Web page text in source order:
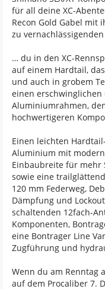
für all deine XC-
Recon Gold Gabel mit
zu
… du in den XC-
auf einem Hardtail,
und auch in grobem
einen
Aluminiumrahmen,
hochwertigeren
Einen leichten
Aluminium mit
Einbaubreite für mehr
sowie eine
120 mm Federweg,
Dämpfung und
schaltenden 12fach-
Komponenten,
eine Bontrager Line
Zugführung und
Wenn du am Renntag
auf dem Procaliber 7.